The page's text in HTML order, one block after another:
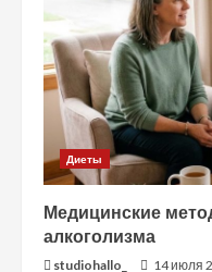
Диеты
Медицинские
алкоголизма
studiohallo_ 14 июля